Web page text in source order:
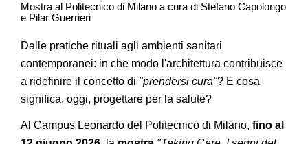
Mostra al Politecnico di Milano a cura di Stefano Capolongo
e Pilar Guerrieri
Dalle pratiche rituali agli ambienti sanitari
contemporanei: in che modo l'architettura contribuisce
a ridefinire il concetto di "prendersi cura"? E cosa
significa, oggi, progettare per la salute?
Al Campus Leonardo del Politecnico di Milano, fino al